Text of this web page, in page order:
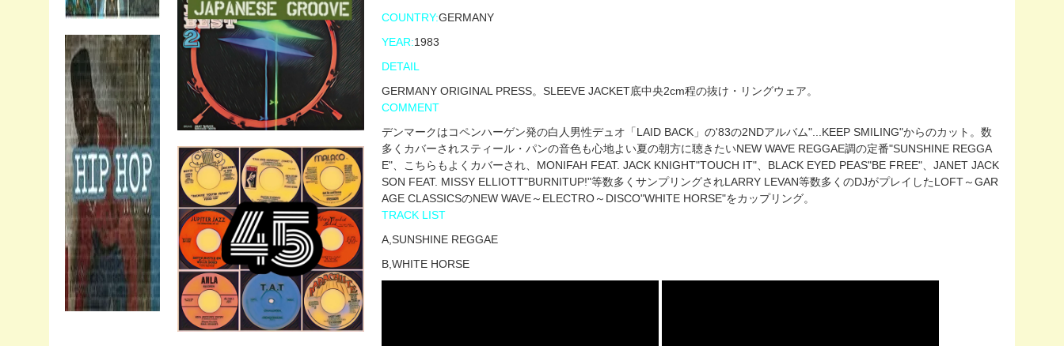
COUNTRY:GERMANY
YEAR:1983
DETAIL
GERMANY ORIGINAL PRESS。SLEEVE JACKET底中央2cm程の抜け・リングウェア。
COMMENT
デンマークはコペンハーゲン発の白人男性デュオ「LAID BACK」の'83の2NDアルバム"...KEEP SMILING"からのカット。数
多くカバーされスティール・パンの音色も心地よい夏の朝方に聴きたいNEW WAVE REGGAE調の定番"SUNSHINE REGGA
E"、こちらもよくカバーされ、MONIFAH FEAT. JACK KNIGHT"TOUCH IT"、BLACK EYED PEAS"BE FREE"、JANET JACK
SON FEAT. MISSY ELLIOTT"BURNITUP!"等数多くサンプリングされLARRY LEVAN等数多くのDJがプレイしたLOFT～GAR
AGE CLASSICSのNEW WAVE～ELECTRO～DISCO"WHITE HORSE"をカップリング。
TRACK LIST
A,SUNSHINE REGGAE
B,WHITE HORSE